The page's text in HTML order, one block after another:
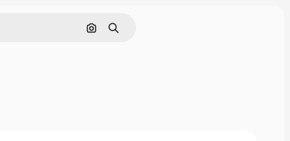
Rechercher par image
Rechercher